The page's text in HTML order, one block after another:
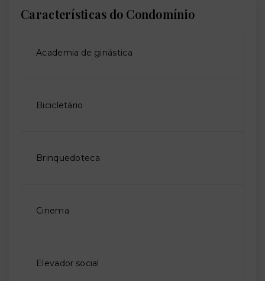
Características do Condomínio
Academia de ginástica
Bicicletário
Brinquedoteca
Cinema
Elevador social